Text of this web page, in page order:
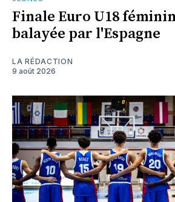
Finale Euro U18
balayée par l'Espagne
LA RÉDACTION
9 août 2026